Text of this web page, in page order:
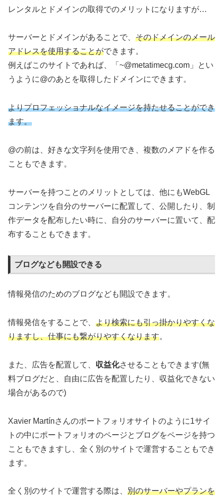
レンタルとドメインの取得でのメリットになりますが…
サーバーとドメインがあることで、 そのドメインのメール
アドレスを使用することができます。
例えばこのサイトであれば、「~@metatimecg.com」とい
うように@のあとを取得したドメインにできます。
よりプロフェッショナルなイメージを持たせることができ
ます。
@の前は、好きな文字列を使用でき、複数のメアドを作る
こともできます。
サーバーを持つことのメリットとしては、他にもWebGL
コンテンツを自分のサーバーに配置して、公開したり、制
作データを配布したい時に、自分のサーバーに置いて、配
布することもできます。
ブログなども開設できる
情報発信のためのブログなども開設できます。
情報発信をすることで、 より検索にも引っ掛かりやすくな
りますし、仕事にも繋がりやすくなります。
また、広告を配置して、 収益化させることもできます(無
料ブログだと、自由に広告を配置したり、収益化できない
場合があるので)
Xavier Martínさんのポートフォリオサイトのように1サイ
トの中にポートフォリオのページとブログをページを持つ
こともできますし、全く別のサイトで運営することもでき
ます。
全く別のサイトで運営する際は、 別のサーバーやプランを